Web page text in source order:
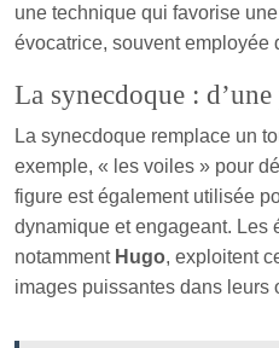
une technique qui favorise
évocatrice, souvent employée
La synecdoque :
La synecdoque remplace un
exemple, « les voiles » pour
figure est également utilisée
dynamique et engageant. Les
notamment Hugo, exploitent
images puissantes dans leurs